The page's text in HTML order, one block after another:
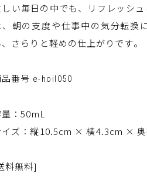
い毎日の中でも、リフレッシ
、朝の支度や仕事中の気分転換
、さらりと軽めの仕上がりです。
番号 e-hoil050
：50mL
イズ：縦10.5cm × 横4.3cm ×
料無料]